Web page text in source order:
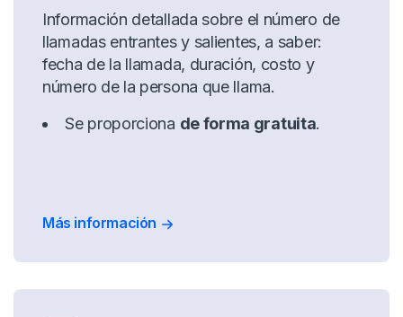
Información detallada sobre el número de
llamadas entrantes y salientes, a saber:
fecha de la llamada, duración, costo y
número de la persona que llama.
Se proporciona de forma gratuita.
Más información